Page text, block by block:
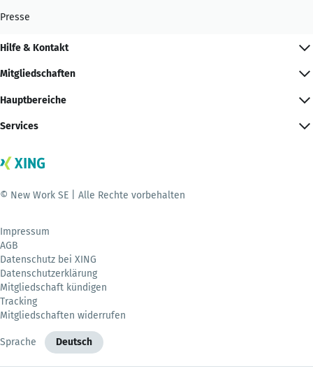
Presse
Hilfe & Kontakt
Mitgliedschaften
Hauptbereiche
Services
© New Work SE | Alle Rechte vorbehalten
Impressum
AGB
Datenschutz bei XING
Datenschutzerklärung
Mitgliedschaft kündigen
Tracking
Mitgliedschaften widerrufen
Sprache Deutsch